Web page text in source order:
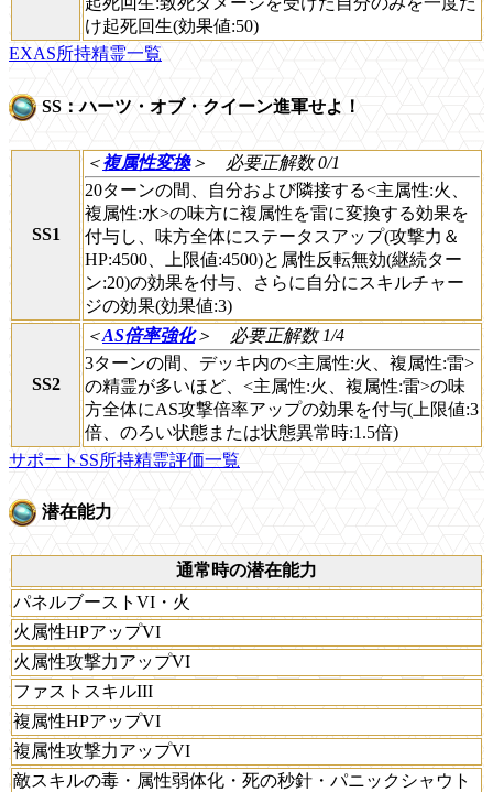
け起死回生(効果値:50)
EXAS所持精霊一覧
SS：ハーツ・オブ・クイーン進軍せよ！
SS1
＜複属性変換＞
必要正解数 0/1
20ターンの間、自分および隣接する<主属性:火、
複属性:水>の味方に複属性を雷に変換する効果を
付与し、味方全体にステータスアップ(攻撃力＆
HP:4500、上限値:4500)と属性反転無効(継続ター
ン:20)の効果を付与、さらに自分にスキルチャー
ジの効果(効果値:3)
SS2
＜AS倍率強化＞
必要正解数 1/4
3ターンの間、デッキ内の<主属性:火、複属性:雷>
の精霊が多いほど、<主属性:火、複属性:雷>の味
方全体にAS攻撃倍率アップの効果を付与(上限値:3
倍、のろい状態または状態異常時:1.5倍)
サポートSS所持精霊評価一覧
潜在能力
通常時の潜在能力
パネルブーストVI・火
火属性HPアップVI
火属性攻撃力アップVI
ファストスキルIII
複属性HPアップVI
複属性攻撃力アップVI
敵スキルの毒・属性弱体化・死の秒針・パニックシャウト